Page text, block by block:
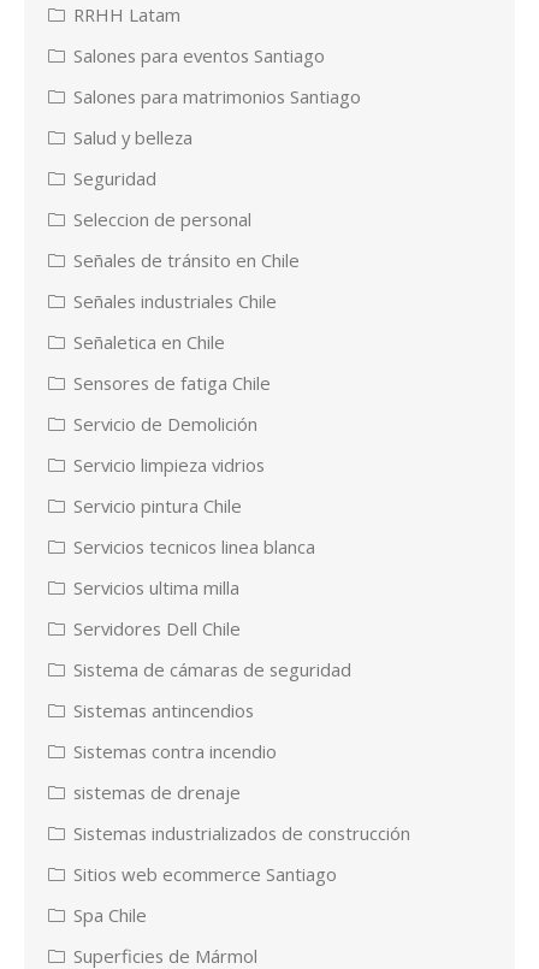
RRHH Latam
Salones para eventos Santiago
Salones para matrimonios Santiago
Salud y belleza
Seguridad
Seleccion de personal
Señales de tránsito en Chile
Señales industriales Chile
Señaletica en Chile
Sensores de fatiga Chile
Servicio de Demolición
Servicio limpieza vidrios
Servicio pintura Chile
Servicios tecnicos linea blanca
Servicios ultima milla
Servidores Dell Chile
Sistema de cámaras de seguridad
Sistemas antincendios
Sistemas contra incendio
sistemas de drenaje
Sistemas industrializados de construcción
Sitios web ecommerce Santiago
Spa Chile
Superficies de Mármol